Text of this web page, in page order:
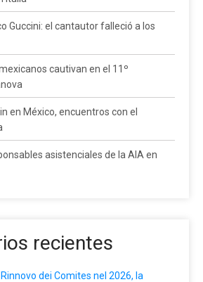
Guccini: el cantautor falleció a los
cautivan en el 11º
en México, encuentros con el
asistenciales de la AIA en
recientes
Rinnovo dei Comites nel 2026, la